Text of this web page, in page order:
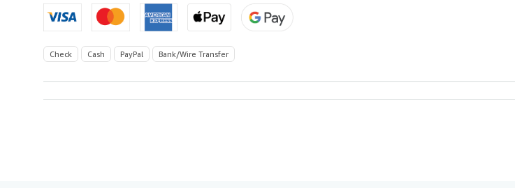
Check Cash PayPal Bank/Wire Transfer